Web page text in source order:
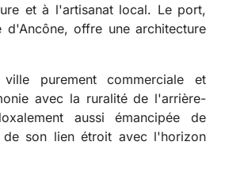
et à l'artisanat local. Le port,
d'Ancône, offre une architecture
purement commerciale et
avec la ruralité de l'arrière-
aussi émancipée de
son lien étroit avec l'horizon